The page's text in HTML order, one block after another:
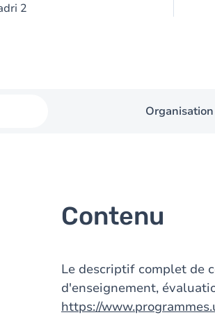
2
Organisation
Contenu
Le descriptif complet de
d'enseignement,
https://